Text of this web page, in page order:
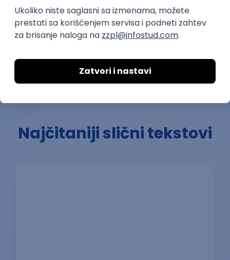
Kopiraj link
Ostavi komentar
Najčitaniji slični tekstovi